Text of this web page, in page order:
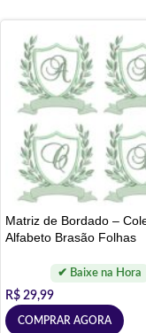
Matriz de Bordado –
Alfabeto Brasão Folhas
R$ 29,99
COMPRAR AGORA